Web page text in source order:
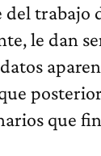
trabajo
le dan
que